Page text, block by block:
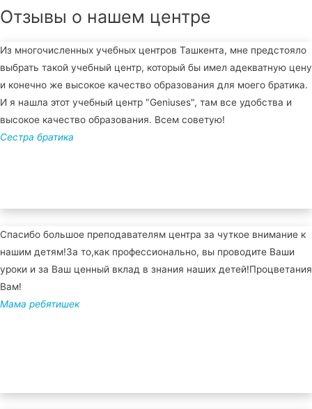
Отзывы о нашем центре
Из многочисленных учебных центров Ташкента, мне предстояло
выбрать такой учебный центр, который бы имел адекватную цену
и конечно же высокое качество образования для моего братика.
И я нашла этот учебный центр "Geniuses", там все удобства и
высокое качество образования. Всем советую!
Сестра братика
Спасибо большое преподавателям центра за чуткое внимание к
нашим детям!За то,как профессионально, вы проводите Ваши
уроки и за Ваш ценный вклад в знания наших детей!Процветания
Вам!
Мама ребятишек